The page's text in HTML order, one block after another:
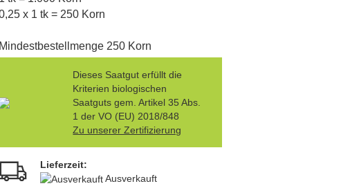
x 1 tk = 250 Korn
Mindestbestellmenge 250 Korn
Dieses Saatgut erfüllt die
Kriterien biologischen
Saatguts gem. Artikel 35 Abs.
1 der VO (EU) 2018/848
Zu unserer Zertifizierung
Lieferzeit:
Ausverkauft